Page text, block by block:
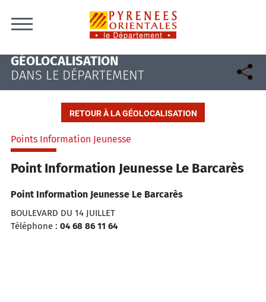
GÉOLOCALISATION
DANS LE DÉPARTEMENT
RETOUR À LA GÉOLOCALISATION
Points Information Jeunesse
Point Information Jeunesse Le Barcarès
Point Information Jeunesse Le Barcarès
BOULEVARD DU 14 JUILLET
Téléphone : 04 68 86 11 64